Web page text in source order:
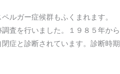
ルガー症候群もふくまれます。
査を行いました。１９８５年から
症と診断されています。診断時期